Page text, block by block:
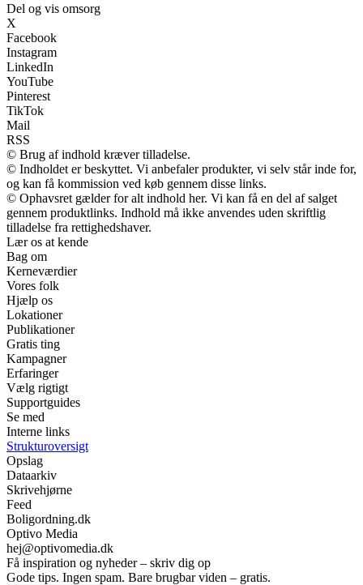
Del og vis omsorg
X
Facebook
Instagram
LinkedIn
YouTube
Pinterest
TikTok
Mail
RSS
© Brug af indhold kræver tilladelse.
© Indholdet er beskyttet. Vi anbefaler produkter, vi selv står inde for,
og kan få kommission ved køb gennem disse links.
© Ophavsret gælder for alt indhold her. Vi kan få en del af salget
gennem produktlinks. Indhold må ikke anvendes uden skriftlig
tilladelse fra rettighedshaver.
Lær os at kende
Bag om
Kerneværdier
Vores folk
Hjælp os
Lokationer
Publikationer
Gratis ting
Kampagner
Erfaringer
Vælg rigtigt
Supportguides
Se med
Interne links
Strukturoversigt
Opslag
Dataarkiv
Skrivehjørne
Feed
Boligordning.dk
Optivo Media
hej@optivomedia.dk
Få inspiration og nyheder – skriv dig op
Gode tips. Ingen spam. Bare brugbar viden – gratis.